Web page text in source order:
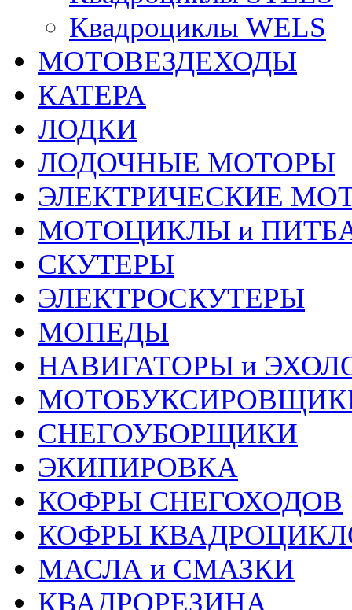
Квадроциклы WELS
МОТОВЕЗДЕХОДЫ
КАТЕРА
ЛОДКИ
ЛОДОЧНЫЕ МОТОРЫ
ЭЛЕКТРИЧЕСКИЕ
МОТОЦИКЛЫ и
СКУТЕРЫ
ЭЛЕКТРОСКУТЕРЫ
МОПЕДЫ
НАВИГАТОРЫ и
СНЕГОУБОРЩИКИ
ЭКИПИРОВКА
КОФРЫ СНЕГОХОДОВ
КОФРЫ
МАСЛА и СМАЗКИ
КВАДРОРЕЗИНА